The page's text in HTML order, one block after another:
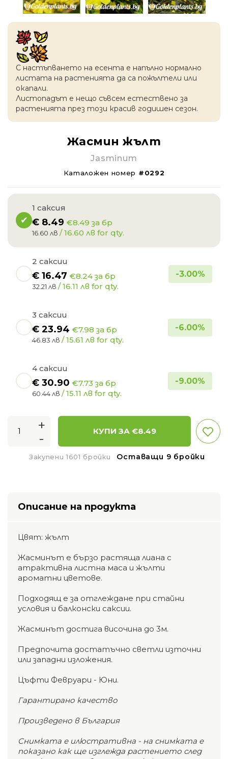
С настъпването на есентa е напълно нормално
листата на растенията да са пожълтели или
окапaли.
Листопадът е нещо съвсем естествено за
растенията през този красив годишен сезон.
Жасмин жълт
Jasminum
Каталожен номер #0292
1 саксия
€ 8.49 €8.49 за бр
16.60 лв / 16.60 лв for qty.
2 саксии
€ 16.47 €8.24 за бр
32.21 лв / 16.11 лв for qty.
-3.00%
3 саксии
€ 23.94 €7.98 за бр
46.83 лв / 15.61 лв for qty.
-6.00%
4 саксии
€ 30.90 €7.73 за бр
60.44 лв / 15.11 лв for qty.
-9.00%
+
-
КУПИ ЗА €8.49
Закупени 1601 бройки Оставащи 9 бройки
Описание на продукта
Цвят: жълт
Жасминът е бързо растяща лиана с
атрактивна листна маса и жълти
ароматни цветове.
Подходящ е за отглеждане при стайни
условия и балконски саксии.
Жасминът достига височина до 3м.
Предпочита достатъчно светли източни
или западни изложения.
Цъфти Февруари - Юни.
Гарантирано качество
Произведено в България
Снимката е илюстративна - на снимката е
показано как ще изглежда растението след